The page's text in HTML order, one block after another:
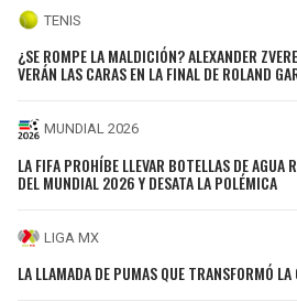
TENIS
¿SE ROMPE LA MALDICIÓN? ALEXANDER
VERÁN LAS CARAS EN LA FINAL DE ROLAND
MUNDIAL 2026
LA FIFA PROHÍBE LLEVAR BOTELLAS DE AGUA
DEL MUNDIAL 2026 Y DESATA LA POLÉMICA
LIGA MX
LA LLAMADA DE PUMAS QUE TRANSFORMÓ LA